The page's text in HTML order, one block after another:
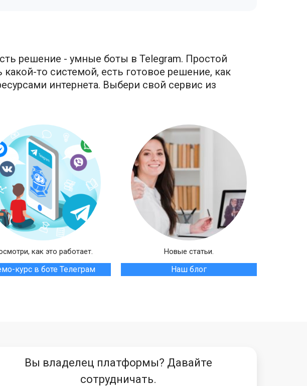
решение - умные боты в Telegram. Простой
то системой, есть готовое решение, как
интернета. Выбери свой сервис из
как это работает.
курс в боте Телеграм
Новые статьи.
Наш блог
Вы владелец платформы? Давайте
сотрудничать.